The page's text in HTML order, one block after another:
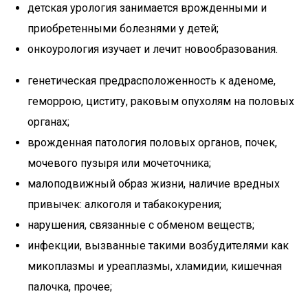
детская урология занимается врожденными и
приобретенными болезнями у детей;
онкоурология изучает и лечит новообразования.
генетическая предрасположенность к аденоме,
геморрою, циститу, раковым опухолям на половых
органах;
врожденная патология половых органов, почек,
мочевого пузыря или мочеточника;
малоподвижный образ жизни, наличие вредных
привычек: алкоголя и табакокурения;
нарушения, связанные с обменом веществ;
инфекции, вызванные такими возбудителями как
микоплазмы и уреаплазмы, хламидии, кишечная
палочка, прочее;